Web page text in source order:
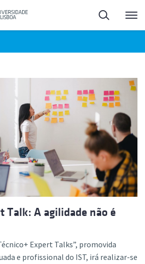
Pesquisa
Talk: A agilidade não é
Expert Talks”, promovida
e profissional do IST, irá realizar-se